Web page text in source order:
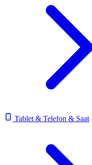
Tablet & Telefon & Saat